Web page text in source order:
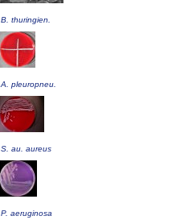
B. thuringien.
A. pleuropneu.
S. au. aureus
P. aeruginosa